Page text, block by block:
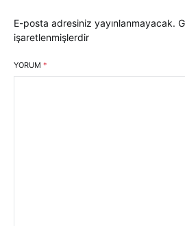
E-posta adresiniz yayınlanmayacak.
işaretlenmişlerdir
YORUM *